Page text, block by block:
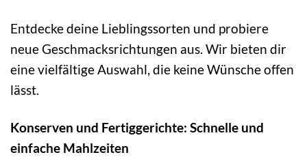
Entdecke deine Lieblingssorten und probiere
neue Geschmacksrichtungen aus. Wir bieten dir
eine vielfältige Auswahl, die keine Wünsche offen
lässt.
Konserven und Fertiggerichte: Schnelle und
einfache Mahlzeiten